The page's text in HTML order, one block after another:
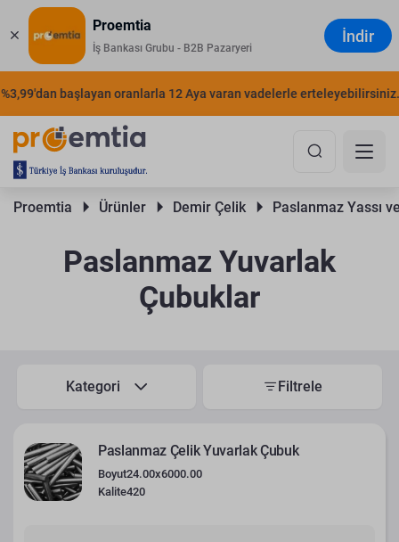
Proemtia
İş Bankası Grubu - B2B Pazaryeri
İndir
başlayan oranlarla 12 Aya varan vadelerle erteleyebilirsiniz.
Proemtia Ürünler Demir Çelik Paslanmaz Yassı
Paslanmaz Yuvarlak
Çubuklar
Kategori Filtrele
Paslanmaz Çelik Yuvarlak Çubuk
Boyut24.00x6000.00
Kalite420